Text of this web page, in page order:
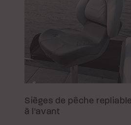
Sièges de pêche
à l'avant